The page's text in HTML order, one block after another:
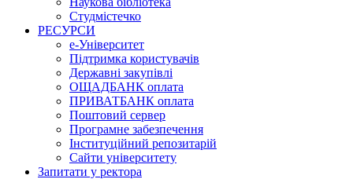
Студмістечко
РЕСУРСИ
е-Університет
Підтримка користувачів
Державні закупівлі
ОЩАДБАНК оплата
ПРИВАТБАНК оплата
Поштовий сервер
Програмне забезпечення
Інституційний репозитарій
Сайти університету
Запитати у ректора